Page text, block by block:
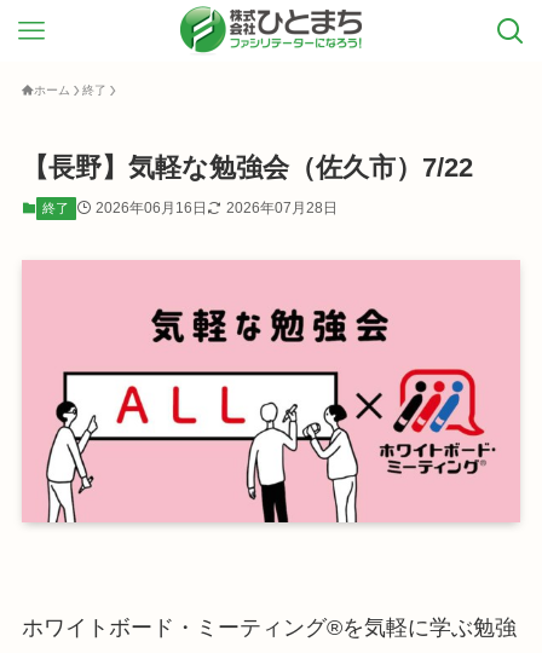
ホーム 終了
【長野】気軽な勉強会（佐久市）7/22
終了 2026年06月16日 2026年07月28日
ホワイトボード・ミーティング®を気軽に学ぶ勉強